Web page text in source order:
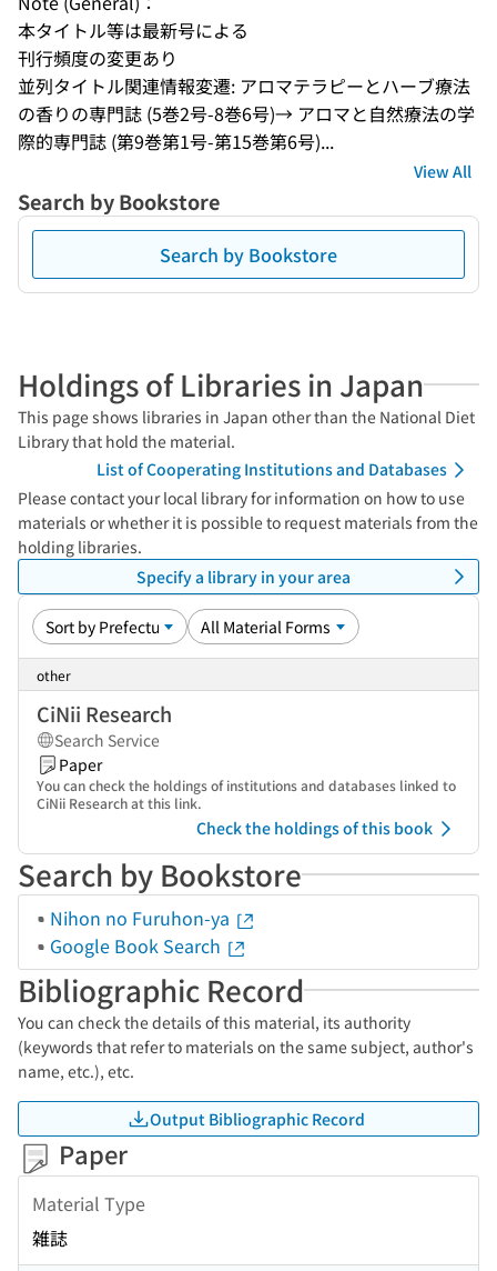
本タイトル等は最新号による
刊行頻度の変更あり
並列タイトル関連情報変遷: アロマテラピーとハーブ療法
の香りの専門誌 (5巻2号-8巻6号)→ アロマと自然療法の学
際的専門誌 (第9巻第1号-第15巻第6号)...
View All
Search by Bookstore
Search by Bookstore
Holdings of Libraries in Japan
This page shows libraries in Japan other than the National Diet
Library that hold the material.
List of Cooperating Institutions and Databases
Please contact your local library for information on how to use
materials or whether it is possible to request materials from the
holding libraries.
Specify a library in your area
other
CiNii Research
Search Service
Paper
You can check the holdings of institutions and databases linked to
CiNii Research at this link.
Check the holdings of this book
Search by Bookstore
Nihon no Furuhon-ya
Google Book Search
Bibliographic Record
You can check the details of this material, its authority
(keywords that refer to materials on the same subject, author's
name, etc.), etc.
Output Bibliographic Record
Paper
Material Type
雑誌